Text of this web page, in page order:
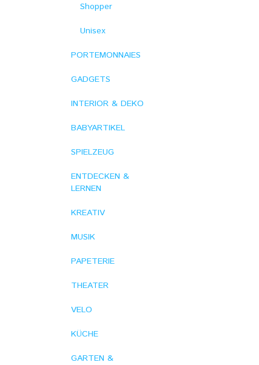
Shopper
Unisex
PORTEMONNAIES
GADGETS
INTERIOR & DEKO
BABYARTIKEL
SPIELZEUG
ENTDECKEN &
LERNEN
KREATIV
MUSIK
PAPETERIE
THEATER
VELO
KÜCHE
GARTEN &